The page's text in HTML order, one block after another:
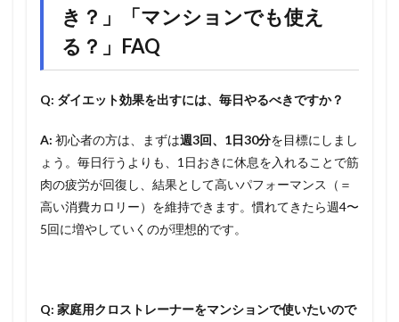
き？」「マンションでも使え
る？」FAQ
Q: ダイエット効果を出すには、毎日やるべきですか？
A: 初心者の方は、まずは週3回、1日30分を目標にしまし
ょう。毎日行うよりも、1日おきに休息を入れることで筋
肉の疲労が回復し、結果として高いパフォーマンス（＝
高い消費カロリー）を維持できます。慣れてきたら週4〜
5回に増やしていくのが理想的です。
Q: 家庭用クロストレーナーをマンションで使いたいので